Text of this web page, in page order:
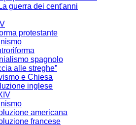
La guerra dei cent'anni
protestante
spagnolo
alle streghe”
e Chiesa
inglese
americana
francese